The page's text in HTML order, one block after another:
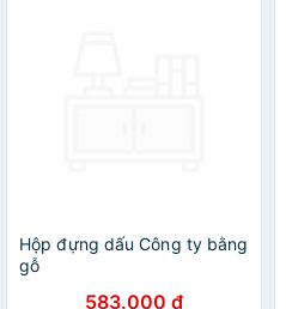
Hộp đựng dấu Công ty bằng
gỗ
583.000 đ